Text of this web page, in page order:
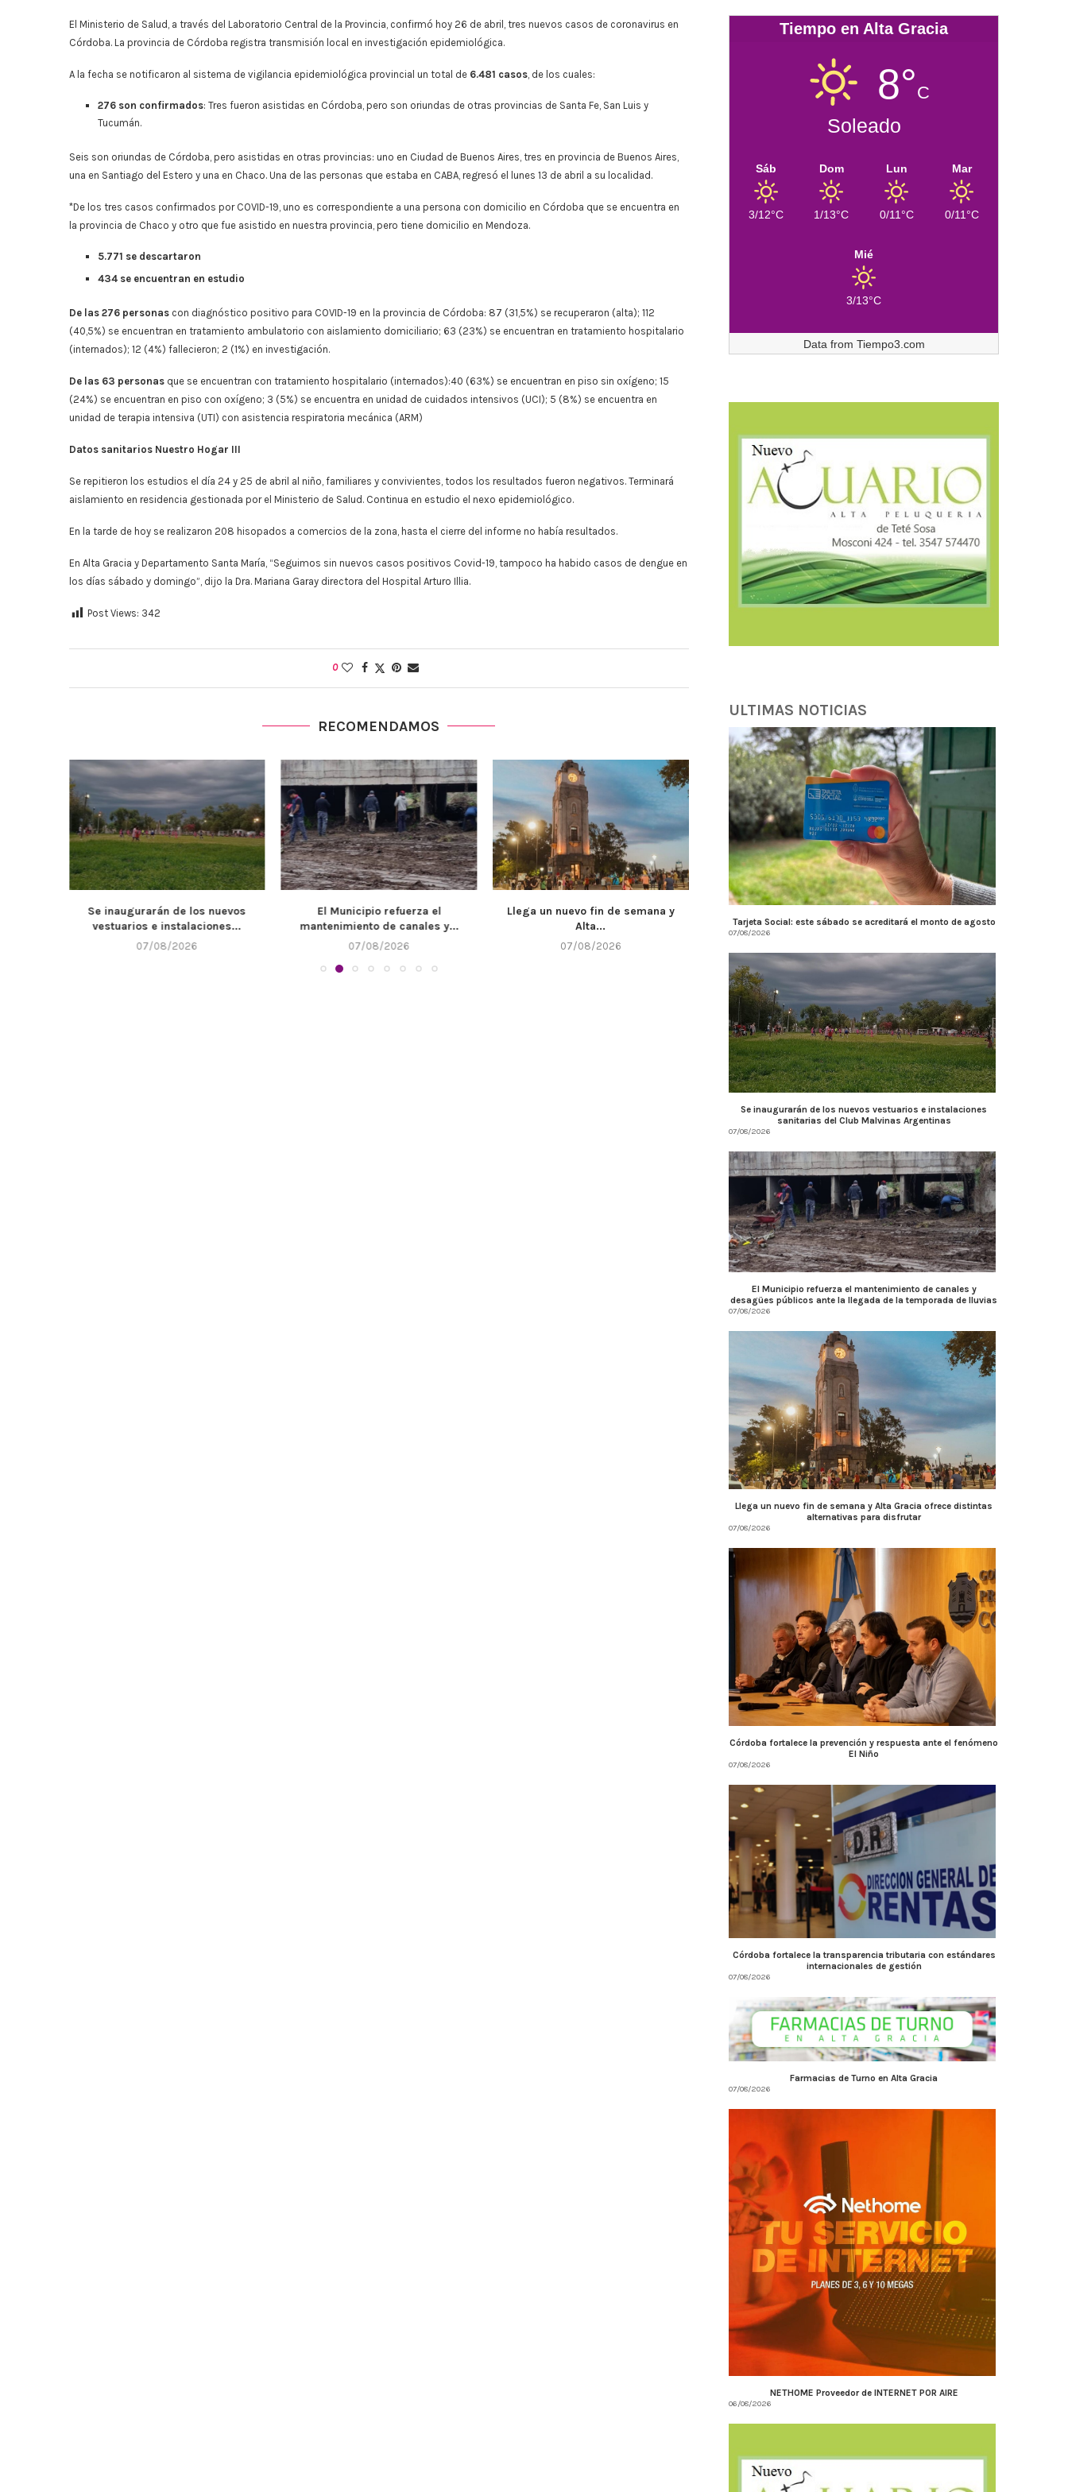
El Ministerio de Salud, a través del Laboratorio Central de la Provincia, confirmó hoy 26 de abril, tres nuevos casos de coronavirus en
Córdoba. La provincia de Córdoba registra transmisión local en investigación epidemiológica.
A la fecha se notificaron al sistema de vigilancia epidemiológica provincial un total de 6.481 casos, de los cuales:
276 son confirmados: Tres fueron asistidas en Córdoba, pero son oriundas de otras provincias de Santa Fe, San Luis y
Tucumán.
Seis son oriundas de Córdoba, pero asistidas en otras provincias: uno en Ciudad de Buenos Aires, tres en provincia de Buenos Aires,
una en Santiago del Estero y una en Chaco. Una de las personas que estaba en CABA, regresó el lunes 13 de abril a su localidad.
*De los tres casos confirmados por COVID-19, uno es correspondiente a una persona con domicilio en Córdoba que se encuentra en
la provincia de Chaco y otro que fue asistido en nuestra provincia, pero tiene domicilio en Mendoza.
5.771 se descartaron
434 se encuentran en estudio
De las 276 personas con diagnóstico positivo para COVID-19 en la provincia de Córdoba: 87 (31,5%) se recuperaron (alta); 112
(40,5%) se encuentran en tratamiento ambulatorio con aislamiento domiciliario; 63 (23%) se encuentran en tratamiento hospitalario
(internados); 12 (4%) fallecieron; 2 (1%) en investigación.
De las 63 personas que se encuentran con tratamiento hospitalario (internados):40 (63%) se encuentran en piso sin oxígeno; 15
(24%) se encuentran en piso con oxígeno; 3 (5%) se encuentra en unidad de cuidados intensivos (UCI); 5 (8%) se encuentra en
unidad de terapia intensiva (UTI) con asistencia respiratoria mecánica (ARM)
Datos sanitarios Nuestro Hogar III
Se repitieron los estudios el día 24 y 25 de abril al niño, familiares y convivientes, todos los resultados fueron negativos. Terminará
aislamiento en residencia gestionada por el Ministerio de Salud. Continua en estudio el nexo epidemiológico.
En la tarde de hoy se realizaron 208 hisopados a comercios de la zona, hasta el cierre del informe no había resultados.
En Alta Gracia y Departamento Santa María, “Seguimos sin nuevos casos positivos Covid-19, tampoco ha habido casos de dengue en
los días sábado y domingo”, dijo la Dra. Mariana Garay directora del Hospital Arturo Illia.
Post Views: 342
0
RECOMENDAMOS
Se inaugurarán de los nuevos
vestuarios e instalaciones...
07/08/2026
El Municipio refuerza el
mantenimiento de canales y...
07/08/2026
Llega un nuevo fin de semana y
Alta...
07/08/2026
respuesta ante el...
tributaria con
Tiempo en Alta Gracia
8°C
Soleado
Sáb
3/12°C
Dom
1/13°C
Lun
0/11°C
Mar
0/11°C
Mié
3/13°C
Data from Tiempo3.com
ULTIMAS NOTICIAS
Tarjeta Social: este sábado se acreditará el monto de agosto
07/08/2026
Se inaugurarán de los nuevos vestuarios e instalaciones
sanitarias del Club Malvinas Argentinas
07/08/2026
El Municipio refuerza el mantenimiento de canales y
desagües públicos ante la llegada de la temporada de lluvias
07/08/2026
Llega un nuevo fin de semana y Alta Gracia ofrece distintas
alternativas para disfrutar
07/08/2026
Córdoba fortalece la prevención y respuesta ante el fenómeno
El Niño
07/08/2026
Córdoba fortalece la transparencia tributaria con estándares
internacionales de gestión
07/08/2026
Farmacias de Turno en Alta Gracia
07/08/2026
NETHOME Proveedor de INTERNET POR AIRE
06/08/2026